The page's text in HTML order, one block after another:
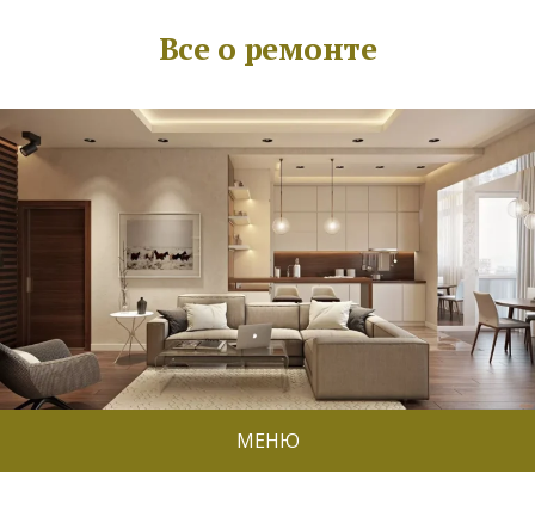
Все о ремонте
МЕНЮ